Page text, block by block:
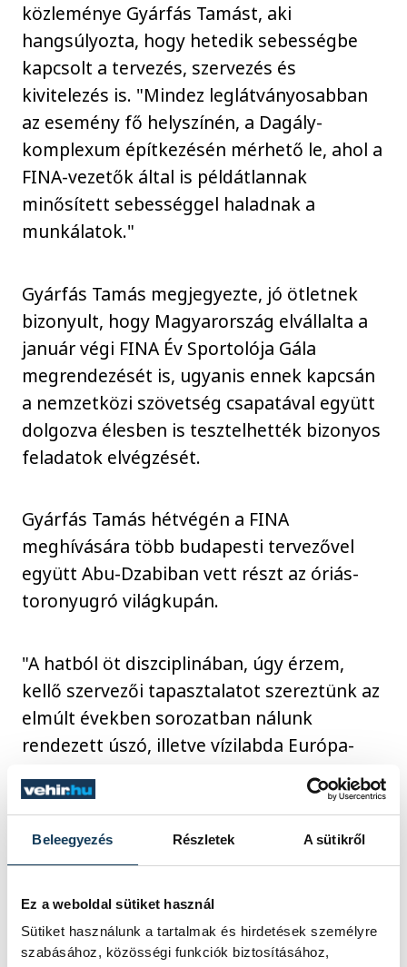
Beleegyezés Részletek A sütikről
Ez a weboldal sütiket használ
Sütiket használunk a tartalmak és hirdetések személyre
szabásához, közösségi funkciók biztosításához,
közleménye Gyárfás Tamást, aki
hangsúlyozta, hogy hetedik sebességbe
kapcsolt a tervezés, szervezés és
kivitelezés is. "Mindez leglátványosabban
az esemény fő helyszínén, a Dagály-
komplexum építkezésén mérhető le, ahol a
FINA-vezetők által is példátlannak
minősített sebességgel haladnak a
munkálatok."
Gyárfás Tamás megjegyezte, jó ötletnek
bizonyult, hogy Magyarország elvállalta a
január végi FINA Év Sportolója Gála
megrendezését is, ugyanis ennek kapcsán
a nemzetközi szövetség csapatával együtt
dolgozva élesben is tesztelhették bizonyos
feladatok elvégzését.
Gyárfás Tamás hétvégén a FINA
meghívására több budapesti tervezővel
együtt Abu-Dzabiban vett részt az óriás-
toronyugró világkupán.
"A hatból öt diszciplinában, úgy érzem,
kellő szervezői tapasztalatot szereztünk az
elmúlt években sorozatban nálunk
rendezett úszó, illetve vízilabda Európa-
bajnokságokon, nyílt vízi világkupákon,
ugyanakkor az óriás-toronyugrásban nincs
bevetésünk. Szerintem jobban fogunk
szaltóznak lefelé a Batthyány térnél, a
Parlamenttel szemben felállított